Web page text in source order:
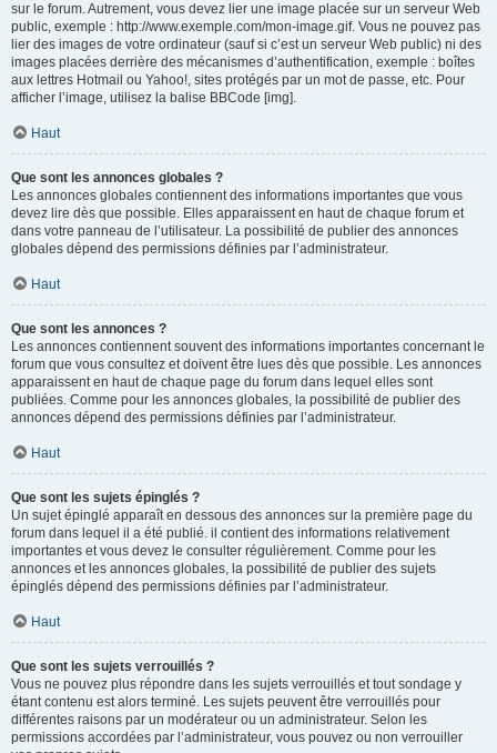
sur le forum. Autrement, vous devez lier une image placée sur un serveur Web
public, exemple : http://www.exemple.com/mon-image.gif. Vous ne pouvez pas
lier des images de votre ordinateur (sauf si c’est un serveur Web public) ni des
images placées derrière des mécanismes d’authentification, exemple : boîtes
aux lettres Hotmail ou Yahoo!, sites protégés par un mot de passe, etc. Pour
afficher l’image, utilisez la balise BBCode [img].
Haut
Que sont les annonces globales ?
Les annonces globales contiennent des informations importantes que vous
devez lire dès que possible. Elles apparaissent en haut de chaque forum et
dans votre panneau de l’utilisateur. La possibilité de publier des annonces
globales dépend des permissions définies par l’administrateur.
Haut
Que sont les annonces ?
Les annonces contiennent souvent des informations importantes concernant le
forum que vous consultez et doivent être lues dès que possible. Les annonces
apparaissent en haut de chaque page du forum dans lequel elles sont
publiées. Comme pour les annonces globales, la possibilité de publier des
annonces dépend des permissions définies par l’administrateur.
Haut
Que sont les sujets épinglés ?
Un sujet épinglé apparaît en dessous des annonces sur la première page du
forum dans lequel il a été publié. il contient des informations relativement
importantes et vous devez le consulter régulièrement. Comme pour les
annonces et les annonces globales, la possibilité de publier des sujets
épinglés dépend des permissions définies par l’administrateur.
Haut
Que sont les sujets verrouillés ?
Vous ne pouvez plus répondre dans les sujets verrouillés et tout sondage y
étant contenu est alors terminé. Les sujets peuvent être verrouillés pour
différentes raisons par un modérateur ou un administrateur. Selon les
permissions accordées par l’administrateur, vous pouvez ou non verrouiller